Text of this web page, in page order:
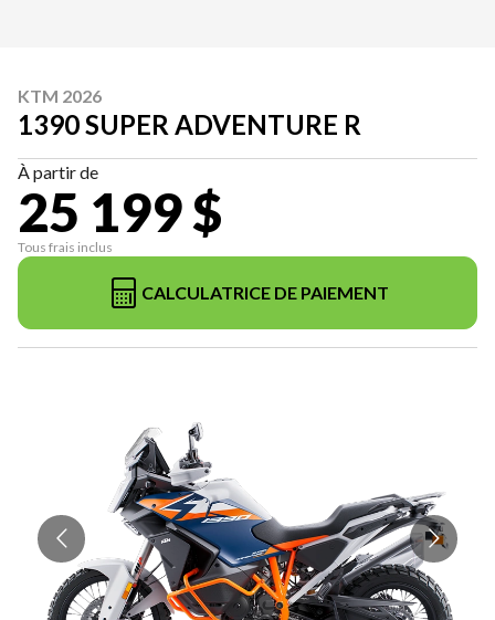
KTM 2026
1390 SUPER ADVENTURE R
À partir de
25 199 $
Tous frais inclus
CALCULATRICE DE PAIEMENT